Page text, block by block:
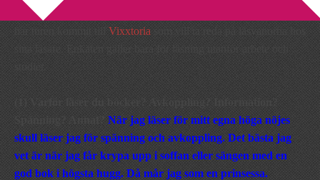
Enkäter är ett populärt inslag på bloggar runt om i världen. Nu
har turen kommit tillVixxtoria
(1) Varför läser du böcker? Avkoppling? Information?
När jag läser för mitt egna höga nöjes
skull läser jag för spänning och avkoppling. Det bästa jag
vet är när jag får krypa upp i soffan eller sängen med en
god bok i högsta hugg. Då mår jag som en prinsessa.